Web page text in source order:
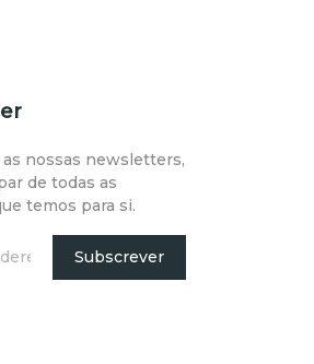
nossas newsletters,
de todas as
temos para si.
Subscrever